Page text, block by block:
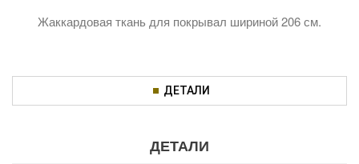
Жаккардовая ткань для покрывал шириной 206 см.
ДЕТАЛИ
ДЕТАЛИ